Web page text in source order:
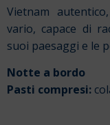
Vietnam
vario, capace di
suoi paesaggi e le
Notte a bordo
Pasti compresi: